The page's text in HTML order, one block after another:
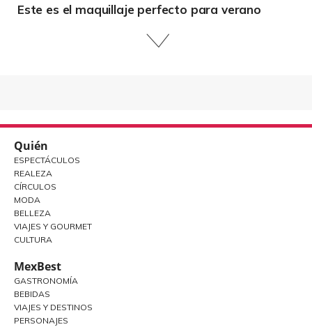
Este es el maquillaje perfecto para verano
Quién
ESPECTÁCULOS
REALEZA
CÍRCULOS
MODA
BELLEZA
VIAJES Y GOURMET
CULTURA
MexBest
GASTRONOMÍA
BEBIDAS
VIAJES Y DESTINOS
PERSONAJES